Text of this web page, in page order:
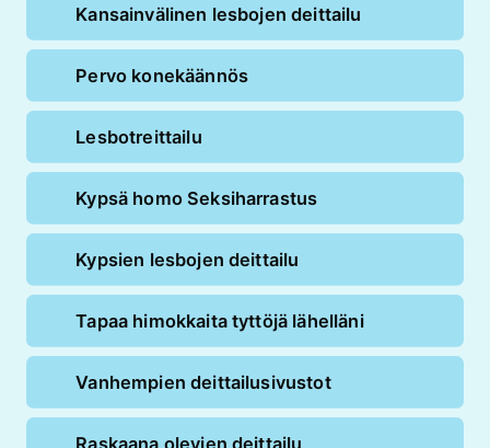
Kansainvälinen lesbojen deittailu
Pervo konekäännös
Lesbotreittailu
Kypsä homo Seksiharrastus
Kypsien lesbojen deittailu
Tapaa himokkaita tyttöjä lähelläni
Vanhempien deittailusivustot
Raskaana olevien deittailu